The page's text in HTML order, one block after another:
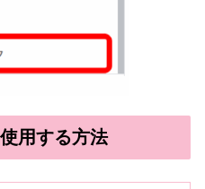
用する方法